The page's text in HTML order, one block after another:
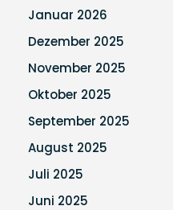
Januar 2026
Dezember 2025
November 2025
Oktober 2025
September 2025
August 2025
Juli 2025
Juni 2025